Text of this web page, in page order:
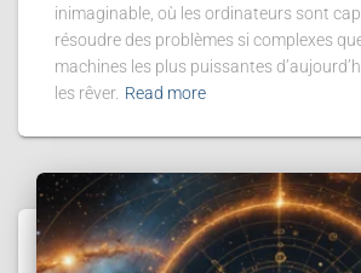
inimaginable, où les ordinateurs sont
résoudre des problèmes si complexes
machines les plus puissantes
les rêver. Read more